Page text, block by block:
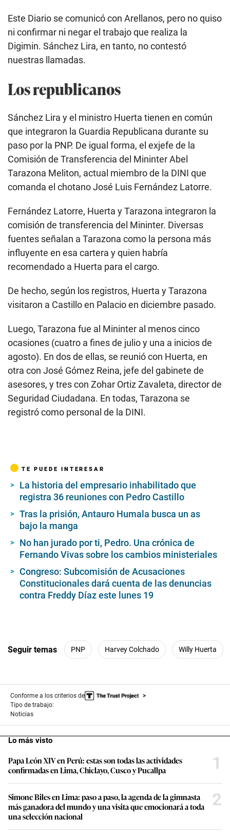
Este Diario se comunicó con Arellanos, pero no quiso
ni confirmar ni negar el trabajo que realiza la
Digimin. Sánchez Lira, en tanto, no contestó
nuestras llamadas.
Los republicanos
Sánchez Lira y el ministro Huerta tienen en común
que integraron la Guardia Republicana durante su
paso por la PNP. De igual forma, el exjefe de la
Comisión de Transferencia del Mininter Abel
Tarazona Meliton, actual miembro de la DINI que
comanda el chotano José Luis Fernández Latorre.
Fernández Latorre, Huerta y Tarazona integraron la
comisión de transferencia del Mininter. Diversas
fuentes señalan a Tarazona como la persona más
influyente en esa cartera y quien habría
recomendado a Huerta para el cargo.
De hecho, según los registros, Huerta y Tarazona
visitaron a Castillo en Palacio en diciembre pasado.
Luego, Tarazona fue al Mininter al menos cinco
ocasiones (cuatro a fines de julio y una a inicios de
agosto). En dos de ellas, se reunió con Huerta, en
otra con José Gómez Reina, jefe del gabinete de
asesores, y tres con Zohar Ortiz Zavaleta, director de
Seguridad Ciudadana. En todas, Tarazona se
registró como personal de la DINI.
TE PUEDE INTERESAR
La historia del empresario inhabilitado que
registra 36 reuniones con Pedro Castillo
Tras la prisión, Antauro Humala busca un as
bajo la manga
No han jurado por ti, Pedro. Una crónica de
Fernando Vivas sobre los cambios ministeriales
Congreso: Subcomisión de Acusaciones
Constitucionales dará cuenta de las denuncias
contra Freddy Díaz este lunes 19
Seguir temas PNP Harvey Colchado Willy Huerta
Conforme a los criterios de
Tipo de trabajo:
Noticias
Lo más visto
Papa León XIV en Perú: estas son todas las actividades
confirmadas en Lima, Chiclayo, Cusco y Pucallpa
1
Simone Biles en Lima: paso a paso, la agenda de la gimnasta
más ganadora del mundo y una visita que emocionará a toda
una selección nacional
2